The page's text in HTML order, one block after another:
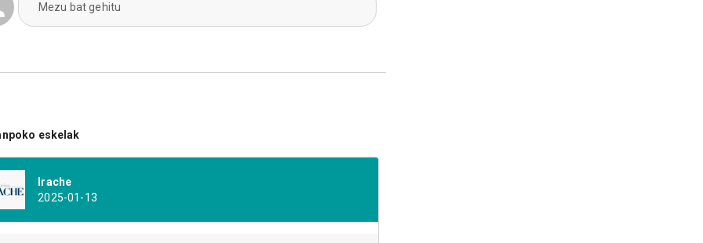
Mezu bat gehitu
eskelak
Irache
2025-01-13